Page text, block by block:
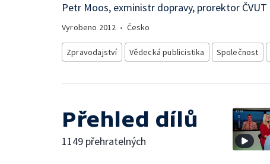
Petr Moos, exministr dopravy, prorektor ČVUT
Vyrobeno 2012 • Česko
Zpravodajství Vědecká publicistika Společnost
Přehled dílů
1149 přehratelných